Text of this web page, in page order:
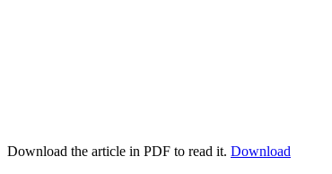
Download the article in PDF to read it. Download